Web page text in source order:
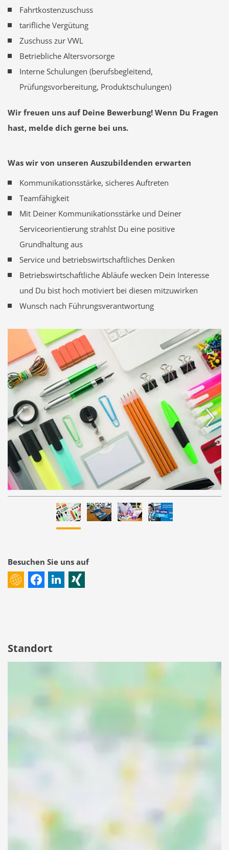
Fahrtkostenzuschuss
tarifliche Vergütung
Zuschuss zur VWL
Betriebliche Altersvorsorge
Interne Schulungen (berufsbegleitend,
Prüfungsvorbereitung, Produktschulungen)
Wir freuen uns auf Deine Bewerbung! Wenn Du Fragen
hast, melde dich gerne bei uns.
Was wir von unseren Auszubildenden erwarten
Kommunikationsstärke, sicheres Auftreten
Teamfähigkeit
Mit Deiner Kommunikationsstärke und Deiner
Serviceorientierung strahlst Du eine positive
Grundhaltung aus
Service und betriebswirtschaftliches Denken
Betriebswirtschaftliche Abläufe wecken Dein Interesse
und Du bist hoch motiviert bei diesen mitzuwirken
Wunsch nach Führungsverantwortung
Besuchen Sie uns auf
Standort